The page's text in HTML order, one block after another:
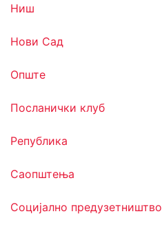
Ниш
Нови Сад
Опште
Посланички клуб
Република
Саопштења
Социјално предузетништво